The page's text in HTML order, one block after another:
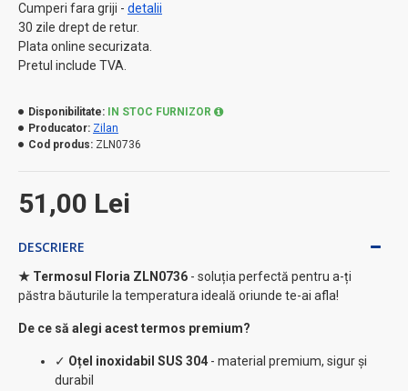
Cumperi fara griji - detalii
30 zile drept de retur.
Plata online securizata.
Pretul include TVA.
51,00 Lei
Disponibilitate:
IN STOC FURNIZOR
Producator: Zilan
Cod produs: ZLN0736
DESCRIERE
★ Termosul Floria ZLN0736 - soluția perfectă pentru a-ți
păstra băuturile la temperatura ideală oriunde te-ai afla!
De ce să alegi acest termos premium?
✓ Oțel inoxidabil SUS 304 - material premium, sigur și
durabil